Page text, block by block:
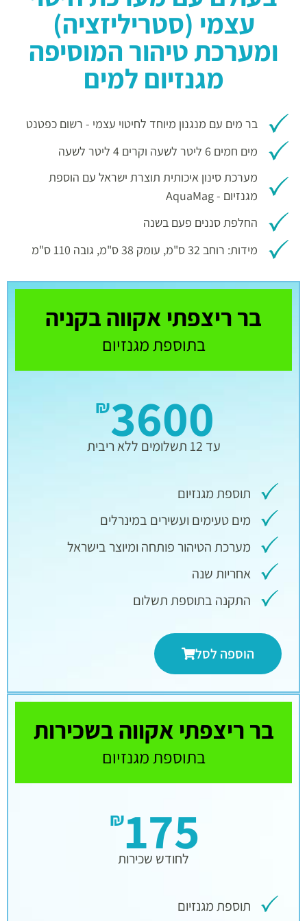
עצמי (סטריליזציה)
ומערכת טיהור המוסיפה
מגנזיום למים
בר מים עם מנגנון מיוחד לחיטוי עצמי - רשום כפטנט
מים חמים 6 ליטר לשעה וקרים 4 ליטר לשעה
מערכת סינון איכותית תוצרת ישראל עם הוספת
מגנזיום - AquaMag​
החלפת סננים פעם בשנה
מידות: רוחב 32 ס"מ, עומק 38 ס"מ, גובה 110 ס"מ
בר ריצפתי אקווה בקניה
בתוספת מגנזיום
₪3600עד 12 תשלומים ללא ריבית
תוספת מגנזיום
מים טעימים ועשירים במינרלים
מערכת הטיהור פותחה ומיוצר בישראל
אחריות שנה
התקנה בתוספת תשלום
הוספה לסל
בר ריצפתי אקווה בשכירות
בתוספת מגנזיום
₪175
לחודש שכירות
תוספת מגנזיום